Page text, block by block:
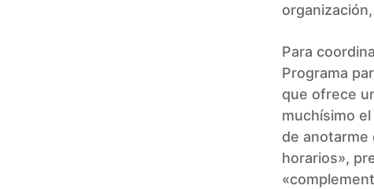
Para
Programa
que ofrece
muchísimo
de anotarme
horarios»,